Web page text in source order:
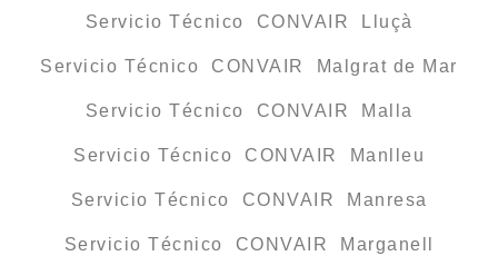
Servicio Técnico CONVAIR Lluçà
Servicio Técnico CONVAIR Malgrat de Mar
Servicio Técnico CONVAIR Malla
Servicio Técnico CONVAIR Manlleu
Servicio Técnico CONVAIR Manresa
Servicio Técnico CONVAIR Marganell